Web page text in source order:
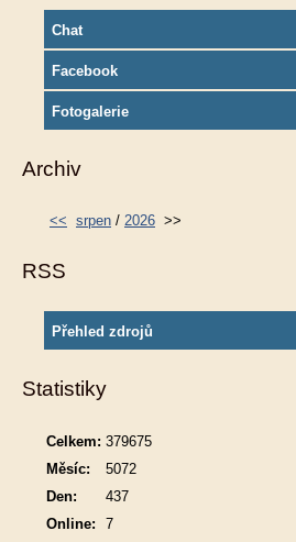
Chat
Facebook
Fotogalerie
Archiv
<< srpen / 2026 >>
RSS
Přehled zdrojů
Statistiky
Online: 7
Celkem: 379675
Měsíc:
5072
Den:
437